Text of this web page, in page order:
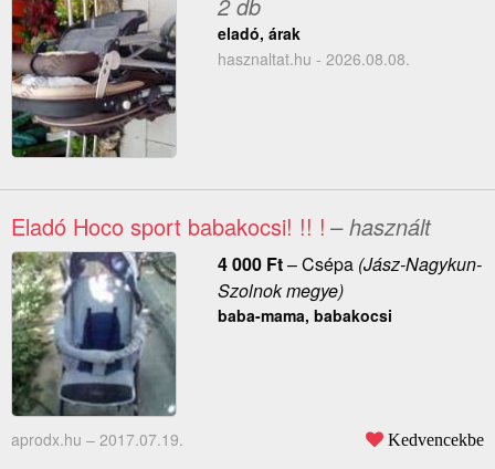
2 db
eladó, árak
hasznaltat.hu - 2026.08.08.
Eladó Hoco sport babakocsi! !! ! – használt
4 000 Ft–Csépa(Jász-Nagykun-
Szolnok megye)
baba-mama, babakocsi
aprodx.hu – 2017.07.19. Kedvencekbe